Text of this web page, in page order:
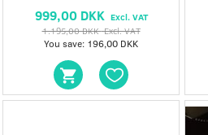
999,00 DKK Excl. VAT
1.195,00 DKKExcl. VAT
You save: 196,00 DKK